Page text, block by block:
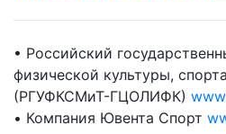
• Российский
физической культуры,
(РГУФКСМиТ-ГЦОЛИФК)
• Компания Ювента Спорт